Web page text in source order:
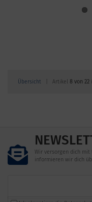
Übersicht | Artikel 8 von 22
Wir versorgen dich mit
informieren wir dich